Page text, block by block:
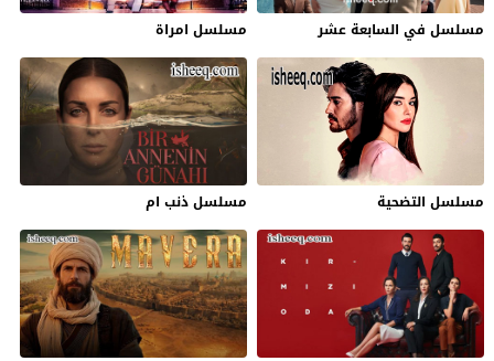
مسلسل في السابعة عشر مسلسل امراة
مسلسل التضحية مسلسل ذنب ام